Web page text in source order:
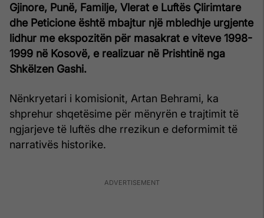
Gjinore, Punë, Familje, Vlerat e Luftës Çlirimtare
dhe Peticione është mbajtur një mbledhje urgjente
lidhur me ekspozitën për masakrat e viteve 1998-
1999 në Kosovë, e realizuar në Prishtinë nga
Shkëlzen Gashi.
Nënkryetari i komisionit, Artan Behrami, ka
shprehur shqetësime për mënyrën e trajtimit të
ngjarjeve të luftës dhe rrezikun e deformimit të
narrativës historike.